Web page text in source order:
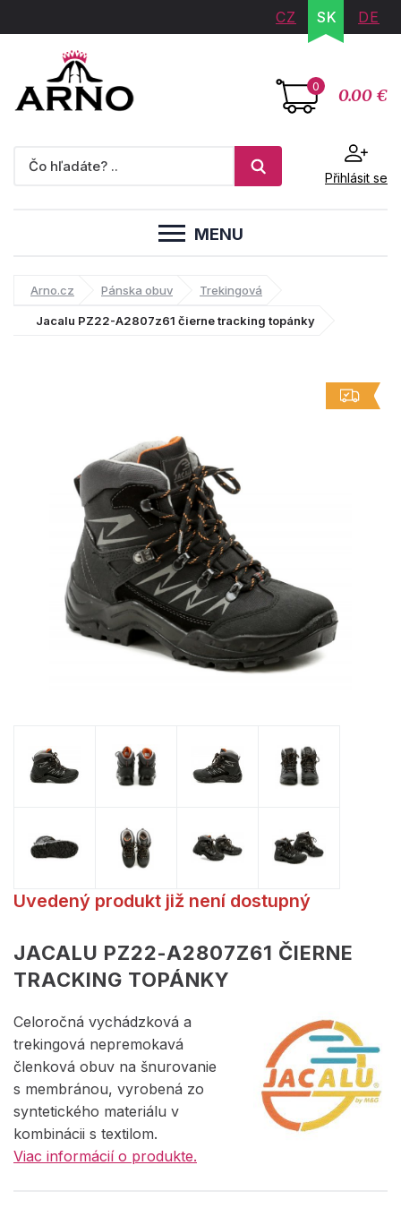
CZ SK DE
0 0.00 €
Přihlásit se
MENU
Arno.cz Pánska obuv Trekingová
Jacalu PZ22-A2807z61 čierne tracking topánky
Uvedený produkt již není dostupný
JACALU PZ22-A2807Z61 ČIERNE
TRACKING TOPÁNKY
Celoročná vychádzková a
trekingová nepremokavá
členková obuv na šnurovanie
s membránou, vyrobená zo
syntetického materiálu v
kombinácii s textilom.
Viac informácií o produkte.